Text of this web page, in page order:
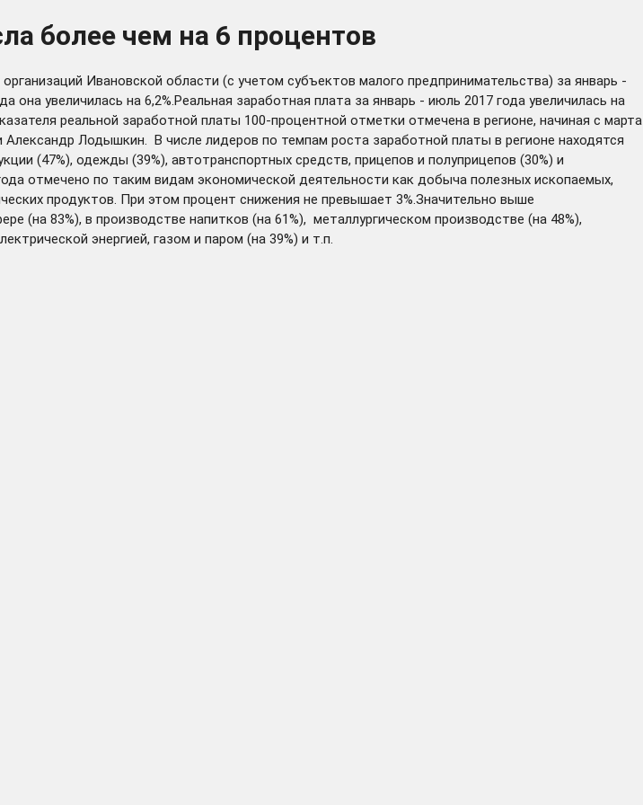
более чем на 6 процентов
Ивановской области (с учетом субъектов малого предпринимательства) за январь -
увеличилась на 6,2%.Реальная заработная плата за январь - июль 2017 года увеличилась на
реальной заработной платы 100-процентной отметки отмечена в регионе, начиная с марта
Лодышкин. В числе лидеров по темпам роста заработной платы в регионе находятся
(47%), одежды (39%), автотранспортных средств, прицепов и полуприцепов (30%) и
отмечено по таким видам экономической деятельности как добыча полезных ископаемых,
продуктов. При этом процент снижения не превышает 3%.Значительно выше
(на 83%), в производстве напитков (на 61%), металлургическом производстве (на 48%),
энергией, газом и паром (на 39%) и т.п.